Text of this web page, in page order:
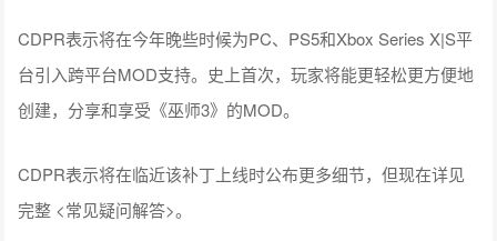
CDPR表示将在今年晚些时候为PC、PS5和Xbox Series X|S平
台引入跨平台MOD支持。史上首次，玩家将能更轻松更方便地
创建，分享和享受《巫师3》的MOD。
CDPR表示将在临近该补丁上线时公布更多细节，但现在详见
完整 <常见疑问解答>。